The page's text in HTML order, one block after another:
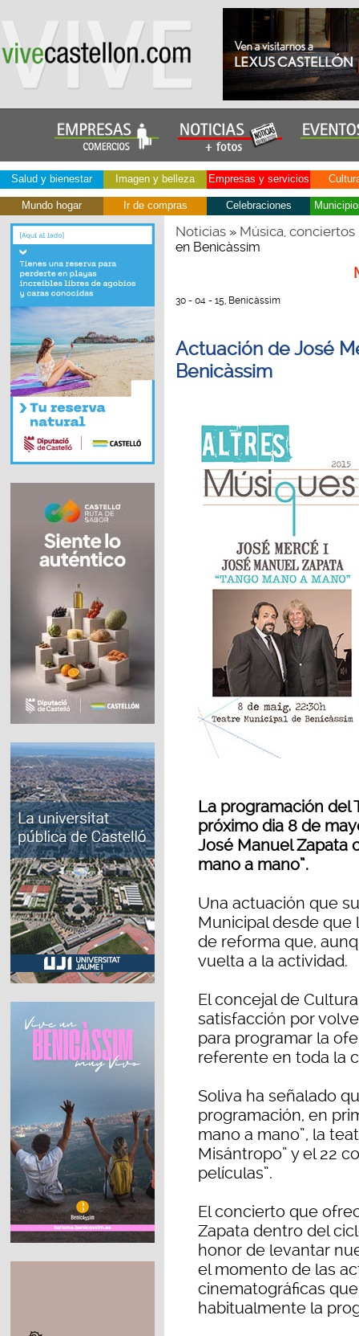
Salud y bienestar Imagen y belleza Empresas y servicios
Mundo hogar Ir de compras Celebraciones
Noticias» Música, conciertos
en Benicàssim
30 - 04 - 15, Benicàssim
Actuación de José
Benicàssim
La programación del
próximo dia 8 de
José Manuel Zapata
mano a mano”.
Una actuación que
Municipal desde que
de reforma que,
vuelta a la actividad.
El concejal de
satisfacción por
para programar la
referente en toda la
Soliva ha señalado
programación, en
mano a mano”, la
Misántropo” y el 22
películas”.
El concierto que
Zapata dentro del
honor de levantar
el momento de las
cinematográficas
habitualmente la